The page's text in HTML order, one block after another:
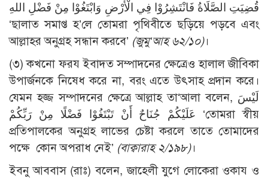
قُضِيَتِ الصَّلَاةُ فَانْتَشِرُوْا فِي الْأَرْضِ وَابْتَغُوْا مِنْ فَضْلِ اللهِ
‘ছালাত সমাপ্ত হ’লে তোমরা পৃথিবীতে ছড়িয়ে পড়বে এবং
আল্লাহর অনুগ্রহ সন্ধান করবে’ (জুমু‘আহ ৬২/১০)।
(৩) কখনো ফরয ইবাদত সম্পাদনের ক্ষেত্রেও হালাল জীবিকা
উপার্জনকে নিষেধ করে না, বরং এতে উৎসাহ প্রদান করে।
যেমন হজ্জ সম্পাদনের ক্ষেত্রে আল্লাহ তা‘আলা বলেন, لَيْسَ
عَلَيْكُمْ جُنَاحٌ أَنْ تَبْتَغُوْا فَضْلًا مِنْ رَبِّكُمْ ‘তোমরা স্বীয়
প্রতিপালকের অনুগ্রহ লাভের চেষ্টা করলে তাতে তোমাদের
পক্ষে কোন অপরাধ নেই’ (বাক্বারাহ ২/১৯৮)।
ইবনু আববাস (রাঃ) বলেন, জাহেলী যুগে লোকেরা ওকায ও